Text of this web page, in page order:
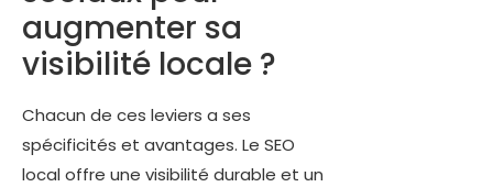
augmenter sa
visibilité locale ?
Chacun de ces leviers a ses
spécificités et avantages. Le SEO
local offre une visibilité durable et un